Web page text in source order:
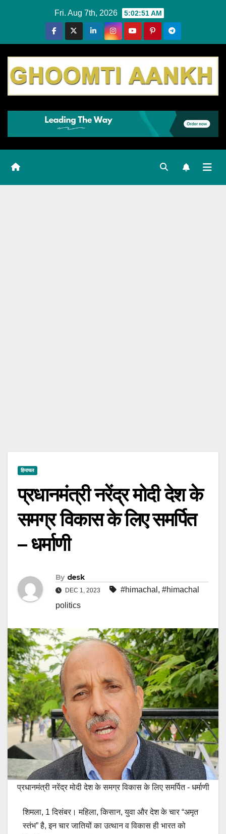
Fri. Aug 7th, 2026 5:02:52 AM
हिमाचल
प्रधानमंत्री नरेंद्र मोदी देश के
समग्र विकास के लिए समर्पित
– धर्माणी
By desk
DEC 1, 2023 #himachal , #himachal
politics
प्रधानमंत्री नरेंद्र मोदी देश के समग्र विकास के लिए समर्पित - धर्माणी
शिमला, 1 दिसंबर। महिला, किसान, युवा और देश के चार “अमृत
स्तंभ” है, इन चार जातियों का उत्थान व विकास ही भारत को